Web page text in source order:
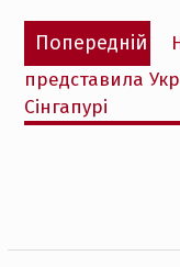
Навігація
записів
Попередній
представила
Сінгапурі